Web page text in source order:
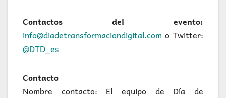
Contactos del evento:
info@diadetransformaciondigital.com o Twitter:
@DTD_es
Contacto
Nombre contacto: El equipo de Día de